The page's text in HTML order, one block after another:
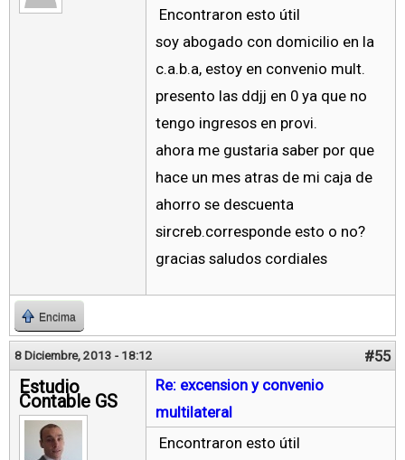
Encontraron esto útil
soy abogado con domicilio en la
c.a.b.a, estoy en convenio mult.
presento las ddjj en 0 ya que no
tengo ingresos en provi.
ahora me gustaria saber por que
hace un mes atras de mi caja de
ahorro se descuenta
sircreb.corresponde esto o no?
gracias saludos cordiales
Encima
8 Diciembre, 2013 - 18:12 #55
Estudio
Contable GS
Re: excension y convenio
multilateral
Encontraron esto útil